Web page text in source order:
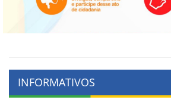
INFORMATIVOS